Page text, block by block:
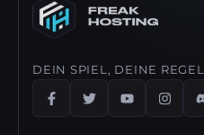
DEIN SPIEL, DEINE